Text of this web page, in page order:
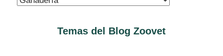
Temas del Blog Zoovet